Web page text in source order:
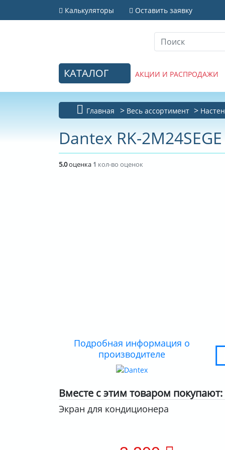
Калькуляторы Оставить заявку
КАТАЛОГ АКЦИИ И РАСПРОДАЖИ
Главная Весь ассортимент
Dantex RK-
5.0оценка 1 кол-во оценок
Подробная информация о
производителе
Вместе с этим товаром покупают:
Экран для кондиционера